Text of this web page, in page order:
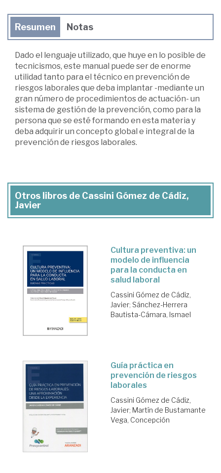
Resumen Notas
Dado el lenguaje utilizado, que huye en lo posible de
tecnicismos, este manual puede ser de enorme
utilidad tanto para el técnico en prevención de
riesgos laborales que deba implantar -mediante un
gran número de procedimientos de actuación- un
sistema de gestión de la prevención, como para la
persona que se esté formando en esta materia y
deba adquirir un concepto global e integral de la
prevención de riesgos laborales.
Otros libros de Cassini Gómez de Cádiz,
Javier
Cultura preventiva: un
modelo de influencia
para la conducta en
salud laboral
Cassini Gómez de Cádiz,
Javier; Sánchez-Herrera
Bautista-Cámara, Ismael
Guía práctica en
prevención de riesgos
laborales
Cassini Gómez de Cádiz,
Javier; Martín de Bustamante
Vega, Concepción